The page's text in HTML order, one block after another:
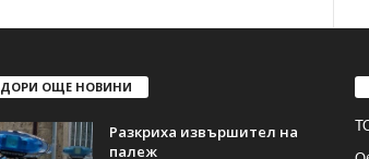
ДОРИ ОЩЕ НОВИНИ
Разкриха извършител на
палеж